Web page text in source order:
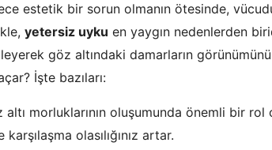
estetik bir sorun olmanın ötesinde,
yetersiz uyku en yaygın nedenlerden
göz altındaki damarların görünümünü
İşte bazıları:
morluklarının oluşumunda önemli bir rol
olasılığınız artar.